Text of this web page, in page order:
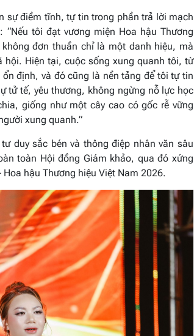
sự điềm tĩnh, tự tin trong phần trả lời mạch
“Nếu tôi đạt vương miện Hoa hậu Thương
đơn thuần chỉ là một danh hiệu, mà
hội. Hiện tại, cuộc sống xung quanh tôi, từ
định, và đó cũng là nền tảng để tôi tự tin
tử tế, yêu thương, không ngừng nỗ lực học
giống như một cây cao có gốc rễ vững
xung quanh.”
duy sắc bén và thông điệp nhân văn sâu
toàn Hội đồng Giám khảo, qua đó xứng
hậu Thương hiệu Việt Nam 2026.